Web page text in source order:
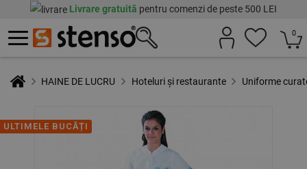
Livrare gratuită pentru comenzi de peste 500 LEI
0
HAINE DE LUCRU Hoteluri și restaurante Uniforme
ULTIMELE BUCĂȚI